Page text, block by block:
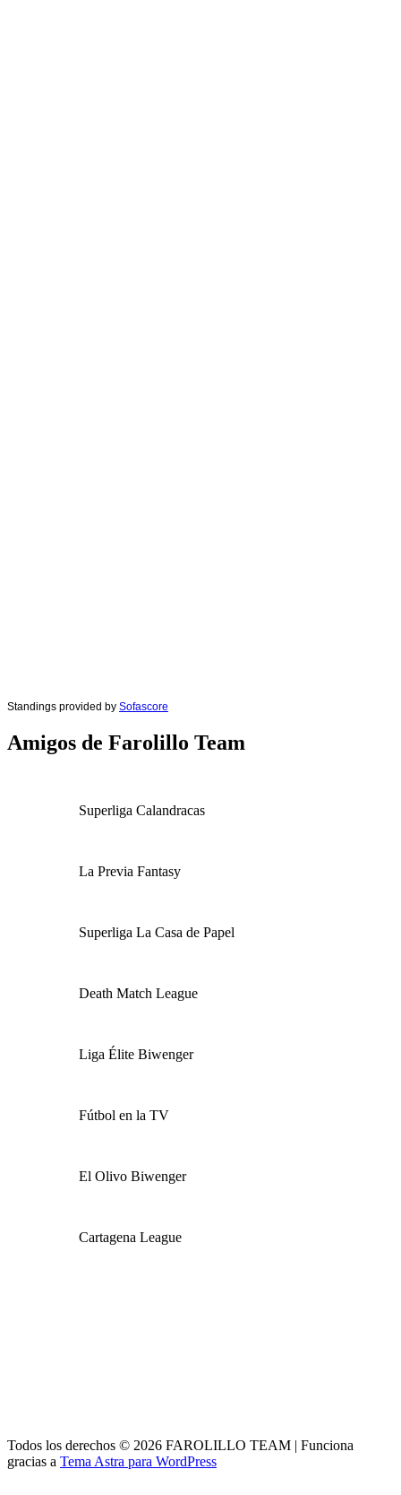
Standings provided by Sofascore
Amigos de Farolillo Team
Superliga Calandracas
La Previa Fantasy
Superliga La Casa de Papel
Death Match League
Liga Élite Biwenger
Fútbol en la TV
El Olivo Biwenger
Cartagena League
Todos los derechos © 2026 FAROLILLO TEAM | Funciona
gracias a Tema Astra para WordPress